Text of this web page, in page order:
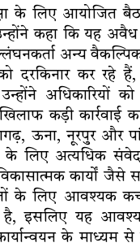
के लिए आयोजित
कहा कि यह अवैध
अन्य
दरकिनार कर रहे
अधिकारियों
कड़ी कार्रवाई
ऊना, नूरपुर और
के लिए अत्यधिक
कार्यों जैसे
के लिए आवश्यक
है, इसलिए यह
के माध्यम